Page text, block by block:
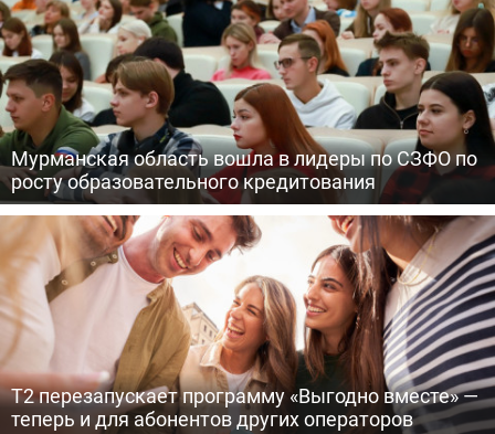
Мурманская область вошла в лидеры по СЗФО по
росту образовательного кредитования
Т2 перезапускает программу «Выгодно вместе» —
теперь и для абонентов других операторов